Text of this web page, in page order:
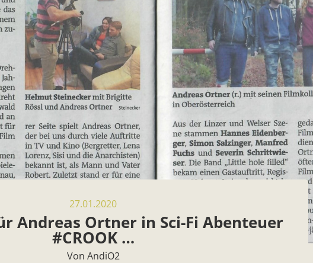
27.01.2020
Andreas Ortner in Sci-Fi Abenteuer
#CROOK …
Von AndiO2